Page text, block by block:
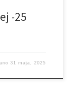
-25
31 maja, 2025